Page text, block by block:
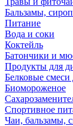
Бальзамы,
Питание
Вода и соки
Коктейль
Батончики и
Продукты для
Белковые
Биомороженое
Спортивное
Чаи, бальзамы,